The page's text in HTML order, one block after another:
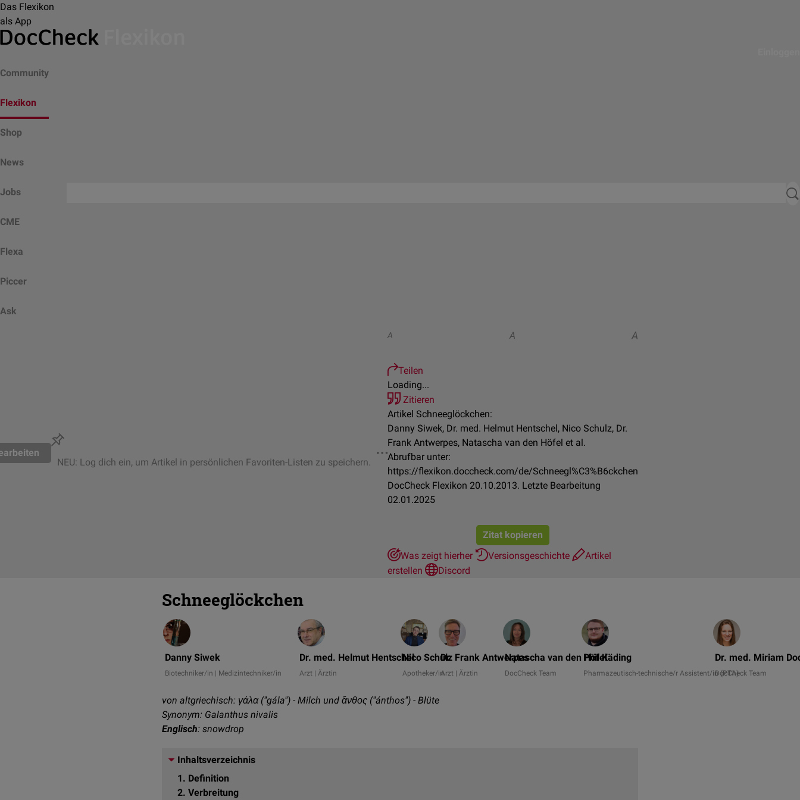
Das Flexikon
als App
Community
Flexikon
Shop
News
Jobs
CME
Flexa
Piccer
Ask
NEU: Log dich ein, um Artikel in persönlichen Favoriten-Listen zu speichern.
A A A
Teilen
Loading...
Zitieren
Artikel Schneeglöckchen:
Danny Siwek, Dr. med. Helmut Hentschel, Nico Schulz, Dr.
Frank Antwerpes, Natascha van den Höfel et al.
Abrufbar unter:
https://flexikon.doccheck.com/de/Schneegl%C3%B6ckchen
DocCheck Flexikon 20.10.2013. Letzte Bearbeitung
02.01.2025
Zitat kopieren
Was zeigt hierher
Versionsgeschichte
Artikel
erstellen
Discord
Schneeglöckchen
Danny Siwek
Biotechniker/in | Medizintechniker/in
Dr. med. Helmut Hentschel
Arzt | Ärztin
Nico Schulz
Apotheker/in
Dr. Frank Antwerpes
Arzt | Ärztin
Natascha van den Höfel
DocCheck Team
Phil Käding
Pharmazeutisch-technische/r Assistent/in (PTA)
Dr. med. Miriam
DocCheck Team
von altgriechisch: γάλα ("gála") - Milch und ἄνθος ("ánthos") - Blüte
Synonym: Galanthus nivalis
Englisch: snowdrop
Inhaltsverzeichnis
1
Definition
2 Verbreitung